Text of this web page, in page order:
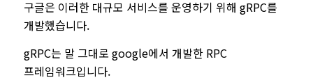
구글은 이러한 대규모 서비스를 운영하기 위해 gRPC를
개발했습니다.
gRPC는 말 그대로 google에서 개발한 RPC
프레임워크입니다.